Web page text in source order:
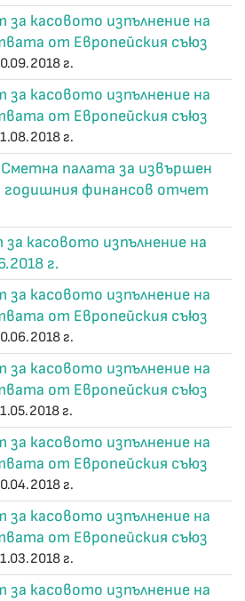
касовото изпълнение на
от Европейския съюз
г.
касовото изпълнение на
от Европейския съюз
г.
палата за извършен
годишния финансов отчет
касовото изпълнение на
г.
касовото изпълнение на
от Европейския съюз
г.
касовото изпълнение на
от Европейския съюз
г.
касовото изпълнение на
от Европейския съюз
г.
касовото изпълнение на
от Европейския съюз
г.
касовото изпълнение на